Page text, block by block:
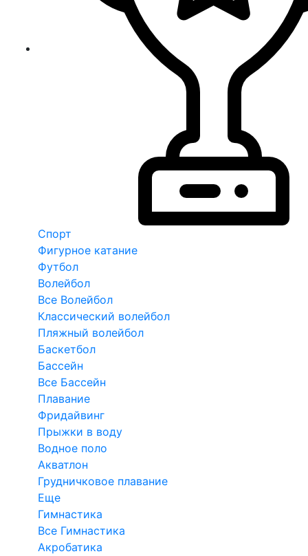
Спорт
Фигурное катание
Футбол
Волейбол
Все Волейбол
Классический волейбол
Пляжный волейбол
Баскетбол
Бассейн
Все Бассейн
Плавание
Фридайвинг
Прыжки в воду
Водное поло
Акватлон
Грудничковое плавание
Еще
Гимнастика
Все Гимнастика
Акробатика